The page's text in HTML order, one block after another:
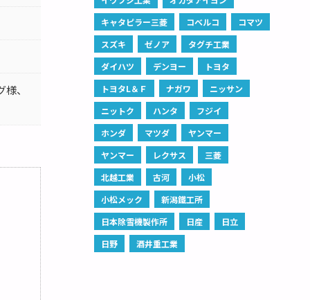
、
キャタピラー三菱
コベルコ
コマツ
スズキ
ゼノア
タグチ工業
ダイハツ
デンヨー
トヨタ
トヨタL＆Ｆ
ナガワ
ニッサン
ニットク
ハンタ
フジイ
ホンダ
マツダ
ヤンマー
ヤンマー
レクサス
三菱
北越工業
古河
小松
小松メック
新潟鐵工所
日本除雪機製作所
日産
日立
日野
酒井重工業